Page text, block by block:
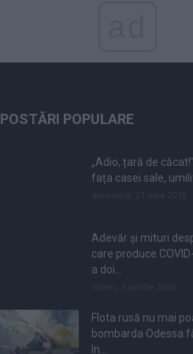
POSTĂRI POPULARE
„Adio, țară de
fața casei sale, umilit
Adevăr și mituri
care produce
a doi...
Flota rusă nu mai
bombarda Odessa
în...